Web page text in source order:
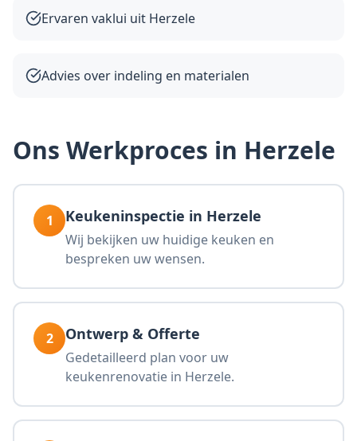
Ervaren vaklui uit Herzele
Advies over indeling en materialen
Ons Werkproces in Herzele
1 Keukeninspectie in Herzele
Wij bekijken uw huidige keuken en
bespreken uw wensen.
2 Ontwerp & Offerte
Gedetailleerd plan voor uw
keukenrenovatie in Herzele.